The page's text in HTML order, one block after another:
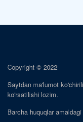
Copyright © 2022
Saytdan ma'lumot
ko'rsatilishi lozim.
Barcha huquqlar